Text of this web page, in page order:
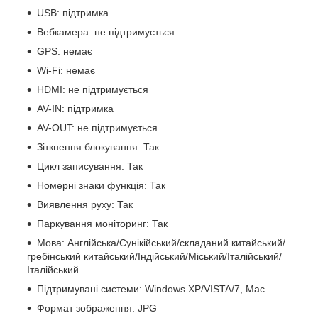
USB: підтримка
Вебкамера: не підтримується
GPS: немає
Wi-Fi: немає
HDMI: не підтримується
AV-IN: підтримка
AV-OUT: не підтримується
Зіткнення блокування: Так
Цикл записування: Так
Номерні знаки функція: Так
Виявлення руху: Так
Паркування моніторинг: Так
Мова: Англійська/Сунікійський/складаний китайський/
гребінський китайський/Індійський/Міський/Італійський/
Італійський
Підтримувані системи: Windows XP/VISTA/7, Mac
Формат зображення: JPG